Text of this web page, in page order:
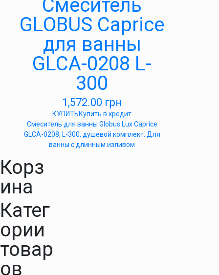
Cмеситель
GLOBUS Caprice
для ванны
GLCA-0208 L-
300
1,572.00 грн
КУПИТЬКупить в кредит
Смеситель для ванны Globus Lux Caprice
GLCA-0208, L-300, душевой комплект. Для
ванны с длинным изливом
Корз
ина
Катег
ории
товар
ов